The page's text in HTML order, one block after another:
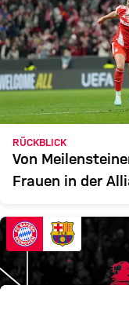
RÜCKBLICK
Von
Frauen in der